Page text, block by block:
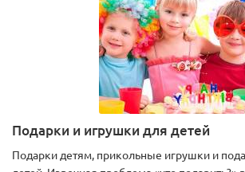
Подарки и игрушки для детей
Подарки детям, прикольные игрушки и